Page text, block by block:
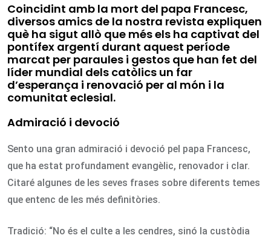
Coincidint amb la mort del papa Francesc,
diversos amics de la nostra revista expliquen
què ha sigut allò que més els ha captivat del
pontífex argentí durant aquest període
marcat per paraules i gestos que han fet del
líder mundial dels catòlics un far
d’esperança i renovació per al món i la
comunitat eclesial.
Admiració i devoció
Sento una gran admiració i devoció pel papa Francesc,
que ha estat profundament evangèlic, renovador i clar.
Citaré algunes de les seves frases sobre diferents temes
que entenc de les més definitòries.
Tradició: “No és el culte a les cendres, sinó la custòdia